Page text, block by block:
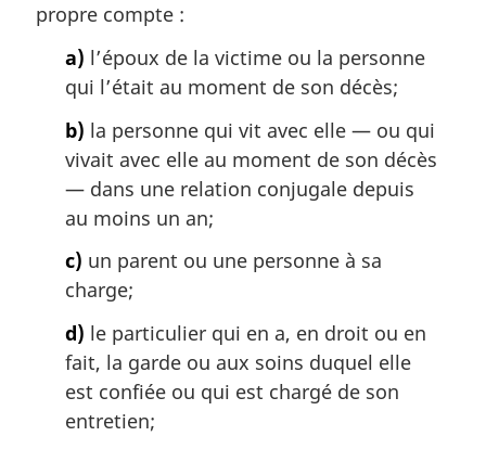
g
propre compte :
a) l’époux de la victime ou la personne
qui l’était au moment de son décès;
b) la personne qui vit avec elle — ou qui
vivait avec elle au moment de son décès
— dans une relation conjugale depuis
au moins un an;
c) un parent ou une personne à sa
charge;
d) le particulier qui en a, en droit ou en
fait, la garde ou aux soins duquel elle
est confiée ou qui est chargé de son
entretien;